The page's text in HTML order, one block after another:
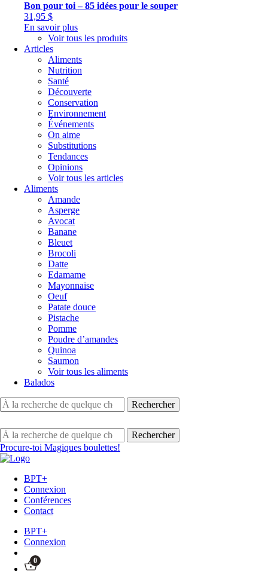
Bon pour toi – 85 idées pour le souper
31,95 $
En savoir plus
Voir tous les produits
Articles
Aliments
Nutrition
Santé
Découverte
Conservation
Environnement
Événements
On aime
Substitutions
Tendances
Opinions
Voir tous les articles
Aliments
Amande
Asperge
Avocat
Banane
Bleuet
Brocoli
Datte
Edamame
Mayonnaise
Oeuf
Patate douce
Pistache
Pomme
Poudre d’amandes
Quinoa
Saumon
Voir tous les aliments
Balados
Procure-toi Magiques boulettes!
BPT+
Connexion
Conférences
Contact
BPT+
Connexion
0